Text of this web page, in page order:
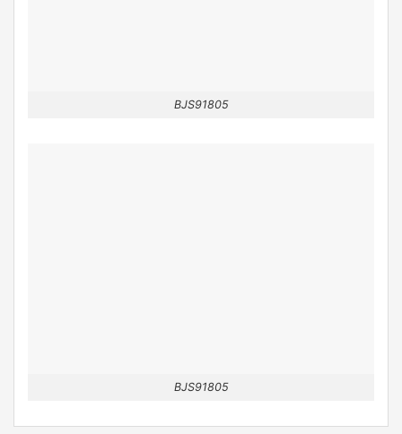
BJS91805
BJS91805